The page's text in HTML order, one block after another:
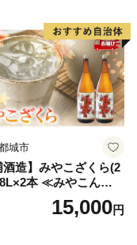
城市
酒造】みやこざくら(2
本 ≪みやこんじょ
≫_MJ-077115,000円